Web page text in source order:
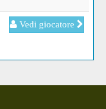
Vedi giocatore